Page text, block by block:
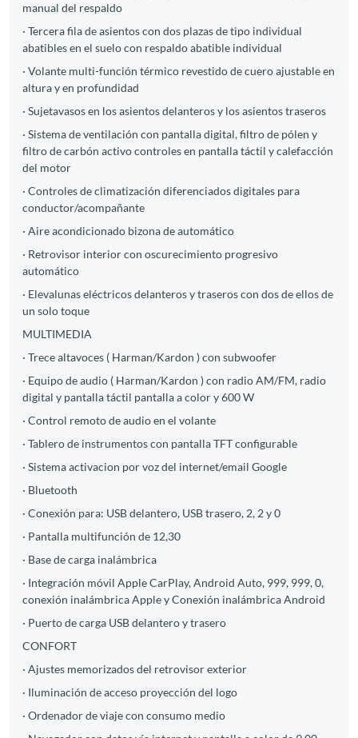
manual del respaldo
· Tercera fila de asientos con dos plazas de tipo individual
abatibles en el suelo con respaldo abatible individual
· Volante multi-función térmico revestido de cuero ajustable en
altura y en profundidad
· Sujetavasos en los asientos delanteros y los asientos traseros
· Sistema de ventilación con pantalla digital, filtro de pólen y
filtro de carbón activo controles en pantalla táctil y calefacción
del motor
· Controles de climatización diferenciados digitales para
conductor/acompañante
· Aire acondicionado bizona de automático
· Retrovisor interior con oscurecimiento progresivo
automático
· Elevalunas eléctricos delanteros y traseros con dos de ellos de
un solo toque
MULTIMEDIA
· Trece altavoces ( Harman/Kardon ) con subwoofer
· Equipo de audio ( Harman/Kardon ) con radio AM/FM, radio
digital y pantalla táctil pantalla a color y 600 W
· Control remoto de audio en el volante
· Tablero de instrumentos con pantalla TFT configurable
· Sistema activacion por voz del internet/email Google
· Bluetooth
· Conexión para: USB delantero, USB trasero, 2, 2 y 0
· Pantalla multifunción de 12,30
· Base de carga inalámbrica
· Integración móvil Apple CarPlay, Android Auto, 999, 999, 0,
conexión inalámbrica Apple y Conexión inalámbrica Android
· Puerto de carga USB delantero y trasero
CONFORT
· Ajustes memorizados del retrovisor exterior
· Iluminación de acceso proyección del logo
· Ordenador de viaje con consumo medio